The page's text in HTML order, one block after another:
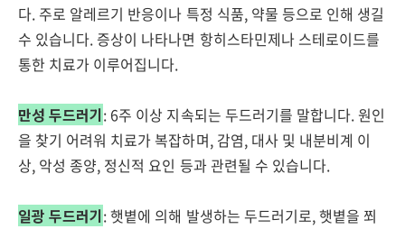
다. 주로 알레르기 반응이나 특정 식품, 약물 등으로 인해 생길
수 있습니다. 증상이 나타나면 항히스타민제나 스테로이드를
통한 치료가 이루어집니다.
만성 두드러기: 6주 이상 지속되는 두드러기를 말합니다. 원인
을 찾기 어려워 치료가 복잡하며, 감염, 대사 및 내분비계 이
상, 악성 종양, 정신적 요인 등과 관련될 수 있습니다.
일광 두드러기: 햇볕에 의해 발생하는 두드러기로, 햇볕을 쬐